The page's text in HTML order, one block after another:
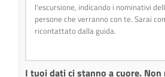
I tuoi dati ci stanno a cuore. Non